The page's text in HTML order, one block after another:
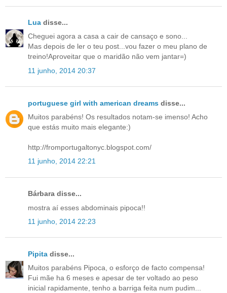
Lua disse...
Cheguei agora a casa a cair de cansaço e sono...
Mas depois de ler o teu post...vou fazer o meu plano de
treino!Aproveitar que o maridão não vem jantar=)
11 junho, 2014 20:37
portuguese girl with american dreams disse...
Muitos parabéns! Os resultados notam-se imenso! Acho
que estás muito mais elegante:)
http://fromportugaltonyc.blogspot.com/
11 junho, 2014 22:21
Bárbara disse...
mostra aí esses abdominais pipoca!!
11 junho, 2014 22:23
Pipita disse...
Muitos parabéns Pipoca, o esforço de facto compensa!
Fui mãe ha 6 meses e apesar de ter voltado ao peso
inicial rapidamente, tenho a barriga feita num pudim...